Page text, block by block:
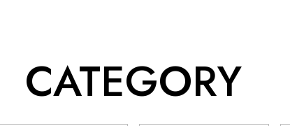
CATEGORY